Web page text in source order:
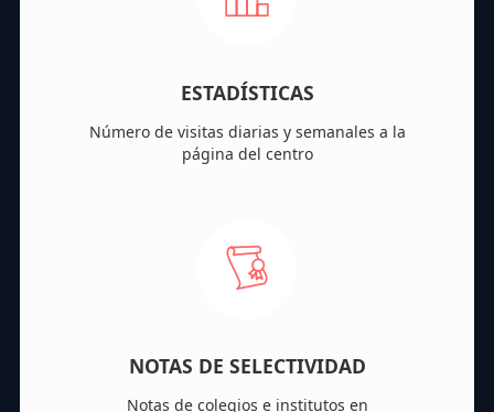
ESTADÍSTICAS
Número de visitas diarias y semanales a la
página del centro
NOTAS DE SELECTIVIDAD
Notas de colegios e institutos en